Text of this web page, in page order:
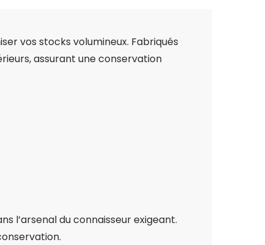
vos stocks volumineux. Fabriqués
assurant une conservation
l’arsenal du connaisseur exigeant.